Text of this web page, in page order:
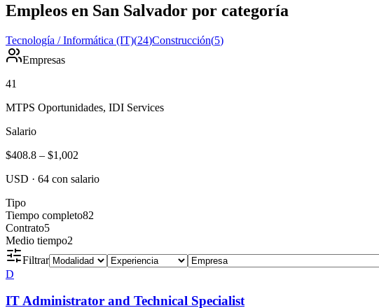
Empleos en San Salvador por categoría
Tecnología / Informática (IT)(24)Construcción(5)
Empresas
41
MTPS Oportunidades, IDI Services
Salario
$408.8 – $1,002
USD · 64 con salario
Tipo
Tiempo completo82
Contrato5
Medio tiempo2
Filtrar
D
IT Administrator and Technical Specialist